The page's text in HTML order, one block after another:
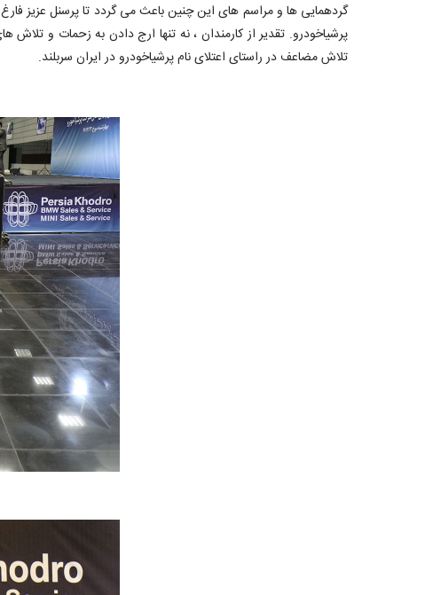
گردهمایی ها و مراسم های این چنین باعث می گردد تا پرسنل عزیز
پرشیاخودرو. تقدیر از کارمندان ، نه تنها ارج دادن به زحمات و
تلاش مضاعف در راستای اعتلای نام پرشیاخودرو در ایران سربلند.